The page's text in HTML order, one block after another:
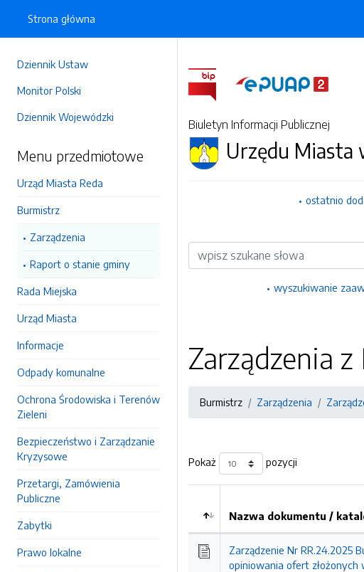
Dziennik Ustaw
Monitor Polski
Dziennik Wojewódzki
Menu przedmiotowe
Urząd Miasta Reda
Burmistrz
Zarządzenia
Raport o stanie gminy
Rada Miejska
Urząd Miasta
Informacje
Odpady komunalne
Ochrona Środowiska i Terenów
Zieleni
Bezpieczeństwo i Zarządzanie
Kryzysowe
Przetargi, Zamówienia
Publiczne
Zabytki
Prawo lokalne
Strona główna
Biuletyn Informacji Publicznej
Urzędu Miasta
ostatnio
Wyszukiwarka
wyszukiwanie
Zarządzenia
Burmistrz Zarządzenia
Pokaż pozycji
Kolejność
Nazwa dokumentu /
Zarządzenie Nr RR.24.2025
opiniowania ofert